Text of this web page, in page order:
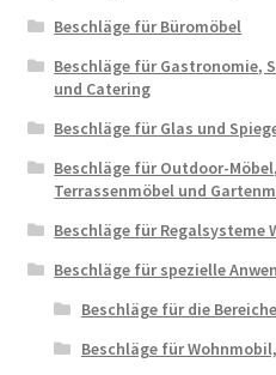
Beschläge für Büromöbel
Beschläge für Gastronomie,
und Catering
Beschläge für Glas und
Beschläge für Outdoor-
Terrassenmöbel und
Beschläge für Regalsysteme
Beschläge für spezielle
Beschläge für die
Beschläge für